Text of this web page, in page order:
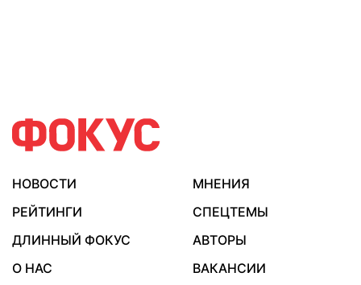
НОВОСТИ
МНЕНИЯ
РЕЙТИНГИ
СПЕЦТЕМЫ
ДЛИННЫЙ ФОКУС
АВТОРЫ
О НАС
ВАКАНСИИ